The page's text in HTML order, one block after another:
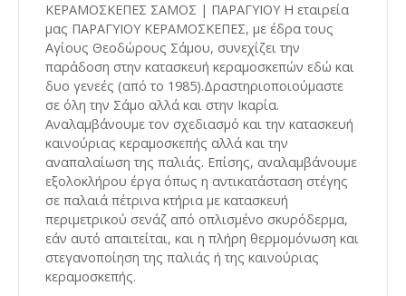
ΚΕΡΑΜΟΣΚΕΠΕΣ ΣΑΜΟΣ | ΠΑΡΑΓΥΙΟΥ Η εταιρεία
μας ΠΑΡΑΓΥΙΟΥ ΚΕΡΑΜΟΣΚΕΠΕΣ, με έδρα τους
Αγίους Θεοδώρους Σάμου, συνεχίζει την
παράδοση στην κατασκευή κεραμοσκεπών εδώ και
δυο γενεές (από το 1985).Δραστηριοποιούμαστε
σε όλη την Σάμο αλλά και στην Ικαρία.
Αναλαμβάνουμε τον σχεδιασμό και την κατασκευή
καινούριας κεραμοσκεπής αλλά και την
αναπαλαίωση της παλιάς. Επίσης, αναλαμβάνουμε
εξολοκλήρου έργα όπως η αντικατάσταση στέγης
σε παλαιά πέτρινα κτήρια με κατασκευή
περιμετρικού σενάζ από οπλισμένο σκυρόδερμα,
εάν αυτό απαιτείται, και η πλήρη θερμομόνωση και
στεγανοποίηση της παλιάς ή της καινούριας
κεραμοσκεπής.